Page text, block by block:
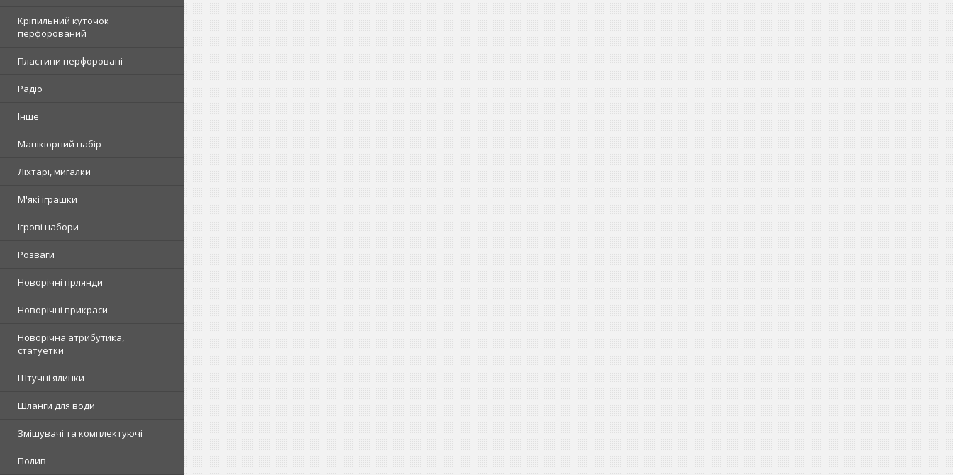
Кріпильний куточок
перфорований
Пластини перфоровані
Радіо
Інше
Манікюрний набір
Ліхтарі, мигалки
М'які іграшки
Ігрові набори
Розваги
Новорічні гірлянди
Новорічні прикраси
Новорічна атрибутика,
статуетки
Штучні ялинки
Шланги для води
Змішувачі та комплектуючі
Полив